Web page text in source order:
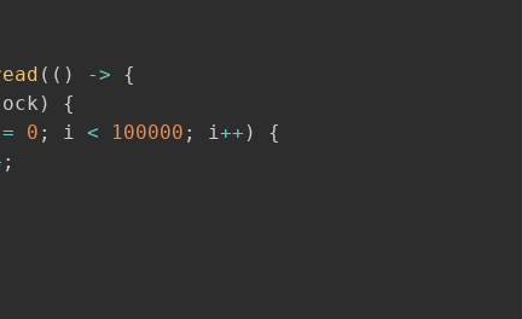
( ( ) ->
{
)
{
= 0 ; i < 100000 ; i++ )
{
;